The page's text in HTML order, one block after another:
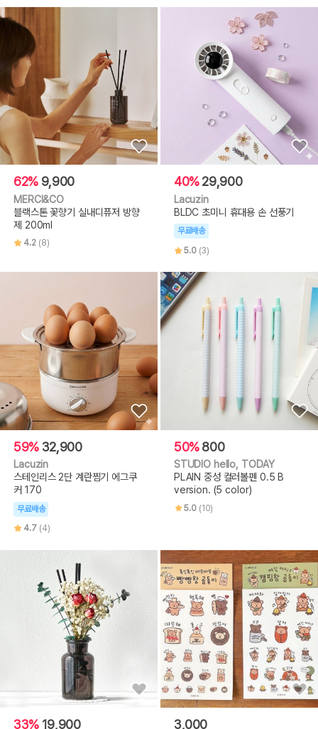
62% 9,900
MERCI&CO
블랙스톤 꽃향기 실내디퓨저 방향
제 200ml
4.2 (8)
40%29,900
Lacuzin
BLDC 초미니 휴대용 손 선풍기
무료배송
5.0 (3)
59% 32,900
Lacuzin
스테인리스 2단 계란찜기 에그쿠
커 170
무료배송
4.7 (4)
50%800
STUDIO hello, TODAY
PLAIN 중성 컬러볼펜 0.5 B
version. (5 color)
5.0 (10)
33% 19,900 3,000